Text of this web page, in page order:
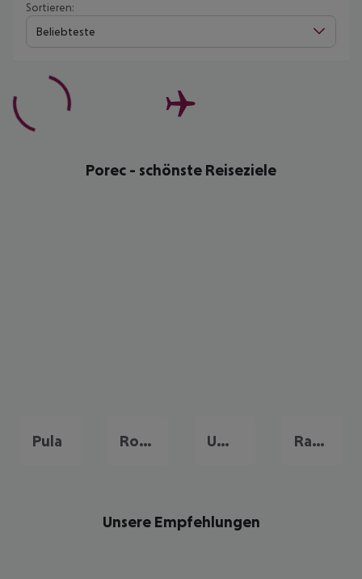
Sortieren:
Beliebteste
Porec - schönste Reiseziele
Pula Rovinj Umag Rabac
Unsere Empfehlungen